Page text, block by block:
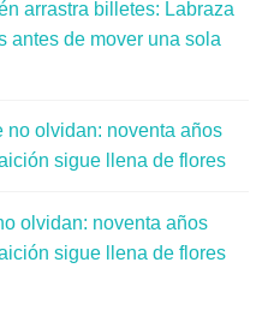
arrastra billetes: Labraza
antes de mover una sola
no olvidan: noventa años
sigue llena de flores
olvidan: noventa años
sigue llena de flores